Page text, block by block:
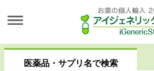
医薬品・サプリ名で検索